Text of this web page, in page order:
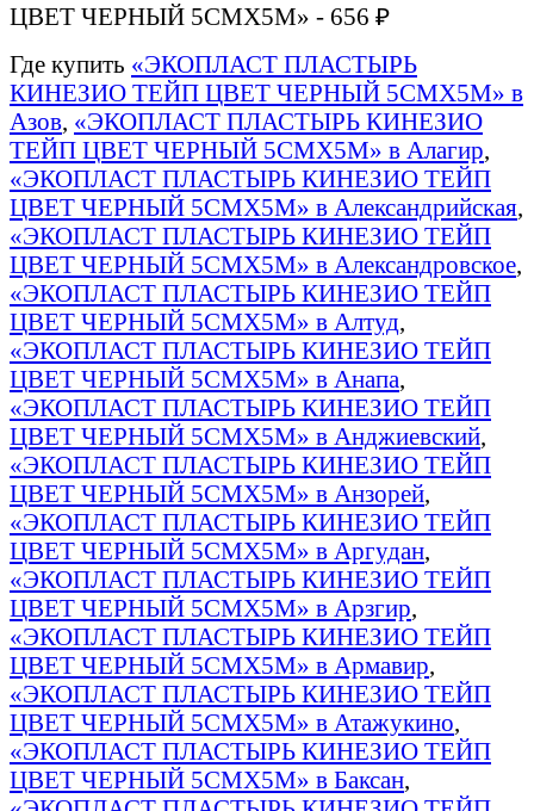
ЦВЕТ ЧЕРНЫЙ 5СМХ5М» - 656 ₽
Где купить «ЭКОПЛАСТ ПЛАСТЫРЬ
КИНЕЗИО ТЕЙП ЦВЕТ ЧЕРНЫЙ 5СМХ5М» в
Азов, «ЭКОПЛАСТ ПЛАСТЫРЬ КИНЕЗИО
ТЕЙП ЦВЕТ ЧЕРНЫЙ 5СМХ5М» в Алагир,
«ЭКОПЛАСТ ПЛАСТЫРЬ КИНЕЗИО ТЕЙП
ЦВЕТ ЧЕРНЫЙ 5СМХ5М» в Александрийская,
«ЭКОПЛАСТ ПЛАСТЫРЬ КИНЕЗИО ТЕЙП
ЦВЕТ ЧЕРНЫЙ 5СМХ5М» в Александровское,
«ЭКОПЛАСТ ПЛАСТЫРЬ КИНЕЗИО ТЕЙП
ЦВЕТ ЧЕРНЫЙ 5СМХ5М» в Алтуд,
«ЭКОПЛАСТ ПЛАСТЫРЬ КИНЕЗИО ТЕЙП
ЦВЕТ ЧЕРНЫЙ 5СМХ5М» в Анапа,
«ЭКОПЛАСТ ПЛАСТЫРЬ КИНЕЗИО ТЕЙП
ЦВЕТ ЧЕРНЫЙ 5СМХ5М» в Анджиевский,
«ЭКОПЛАСТ ПЛАСТЫРЬ КИНЕЗИО ТЕЙП
ЦВЕТ ЧЕРНЫЙ 5СМХ5М» в Анзорей,
«ЭКОПЛАСТ ПЛАСТЫРЬ КИНЕЗИО ТЕЙП
ЦВЕТ ЧЕРНЫЙ 5СМХ5М» в Аргудан,
«ЭКОПЛАСТ ПЛАСТЫРЬ КИНЕЗИО ТЕЙП
ЦВЕТ ЧЕРНЫЙ 5СМХ5М» в Арзгир,
«ЭКОПЛАСТ ПЛАСТЫРЬ КИНЕЗИО ТЕЙП
ЦВЕТ ЧЕРНЫЙ 5СМХ5М» в Армавир,
«ЭКОПЛАСТ ПЛАСТЫРЬ КИНЕЗИО ТЕЙП
ЦВЕТ ЧЕРНЫЙ 5СМХ5М» в Атажукино,
«ЭКОПЛАСТ ПЛАСТЫРЬ КИНЕЗИО ТЕЙП
ЦВЕТ ЧЕРНЫЙ 5СМХ5М» в Баксан,